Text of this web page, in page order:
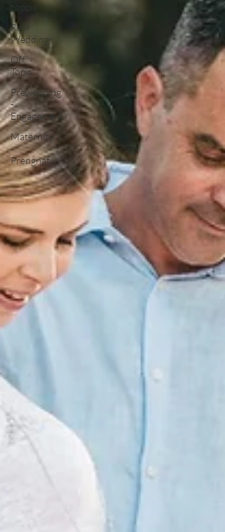
coppie
Real
Wedding
Off
Topic
Prewedding
-
Engagement
Maternity
-
Prengnat